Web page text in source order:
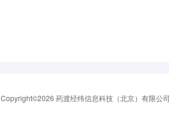
Copyright©2026 药渡经纬信息科技（北京）有限公